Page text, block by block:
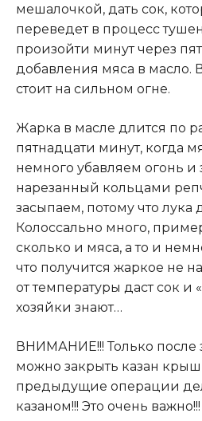
мешалочкой, дать сок,
переведет в процесс
произойти минут через
добавления мяса в масло.
стоит на сильном огне.
Жарка в масле длится по
пятнадцати минут, когда
немного убавляем огонь и
нарезанный кольцами
засыпаем, потому что лука
Колоссально много,
сколько и мяса, а то и
что получится жаркое не
от температуры даст сок и
хозяйки знают…
ВНИМАНИЕ!!! Только после
можно закрыть казан
предыдущие операции
казаном!!! Это очень важно!!!